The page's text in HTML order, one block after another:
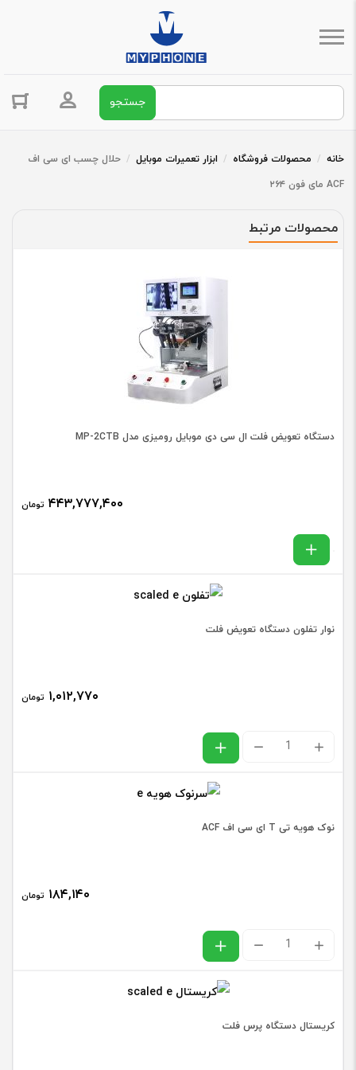
ورود /
خانه / محصولات فروشگاه / ابزار تعمیرات موبایل / حلال چسب ای سی اف
ACF مای فون ۲۶۴
محصولات مرتبط
دستگاه تعویض فلت ال سی دی موبایل رومیزی مدل MP-2CTB
۴۴۳,۷۷۷,۴۰۰ تومان
نوار تفلون دستگاه تعویض فلت
۱,۰۱۲,۷۷۰ تومان
نوار
تفلون
دستگاه
نوک هویه تی T ای سی اف ACF
۱۸۴,۱۴۰ تومان
نوک
هویه
کریستال دستگاه پرس فلت